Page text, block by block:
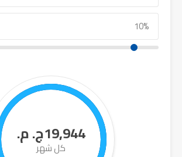
19,944ج. م.
كل شهر